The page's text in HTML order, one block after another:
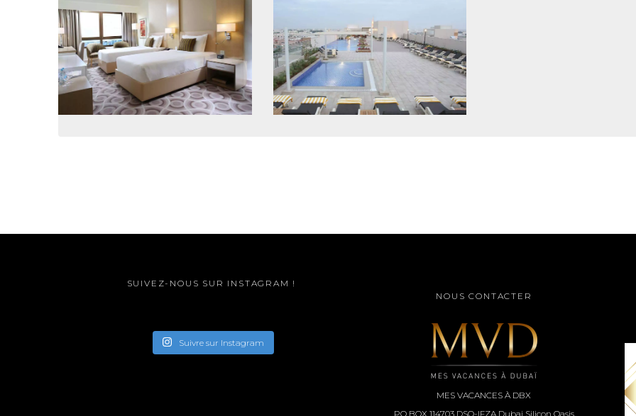
SUIVEZ-NOUS SUR INSTAGRAM !
Suivre sur Instagram
NOUS CONTACTER
MES VACANCES À DBX
PO BOX 114703 DSO-IFZA Dubai Silicon Oasis